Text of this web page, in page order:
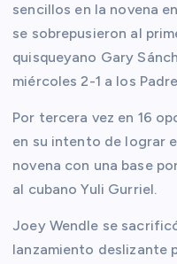
sencillos en la novena
se sobrepusieron al
quisqueyano Gary
miércoles 2-1 a los
Por tercera vez en 16
en su intento de lograr
novena con una base
al cubano Yuli Gurriel.
Joey Wendle se
lanzamiento deslizante